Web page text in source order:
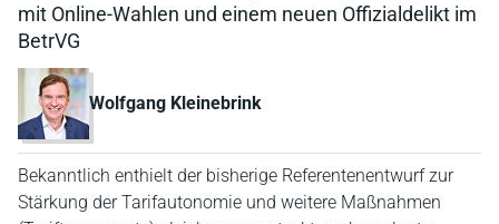
mit Online-Wahlen und einem neuen Offizialdelikt im
BetrVG
Wolfgang Kleinebrink
Bekanntlich enthielt der bisherige Referentenentwurf zur
Stärkung der Tarifautonomie und weitere Maßnahmen